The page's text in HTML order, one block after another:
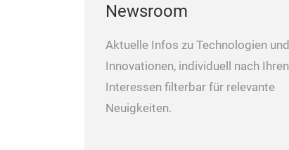
Newsroom
Aktuelle Infos zu Technologien und
Innovationen, individuell nach Ihren
Interessen filterbar für relevante
Neuigkeiten.